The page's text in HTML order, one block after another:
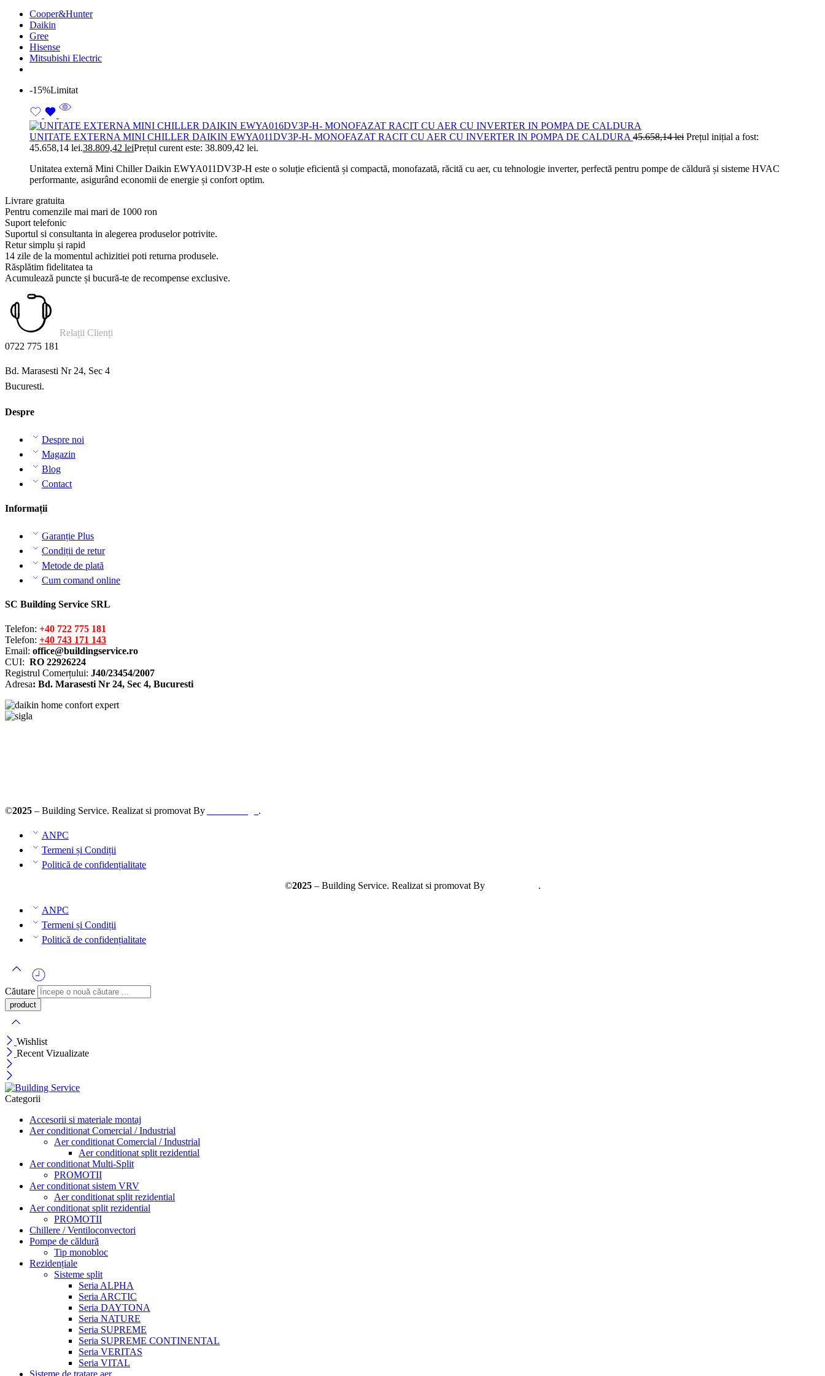
Cooper&Hunter
Daikin
Gree
Hisense
Mitsubishi Electric
-15%Limitat
UNITATE EXTERNA MINI CHILLER DAIKIN EWYA011DV3P-H- MONOFAZAT RACIT CU AER CU INVERTER IN POMPA DE CALDURA 45.658,14lei Prețul inițial a fost:
45.658,14 lei.38.809,42 leiPrețul curent este: 38.809,42 lei.
Unitatea externă Mini Chiller Daikin EWYA011DV3P-H este o soluție eficientă și compactă, monofazată, răcită cu aer, cu tehnologie inverter, perfectă pentru pompe de căldură și sisteme HVAC
performante, asigurând economii de energie și confort optim.
Livrare gratuita
Pentru comenzile mai mari de 1000 ron
Suport telefonic
Suportul si consultanta in alegerea produselor potrivite.
Retur simplu și rapid
14 zile de la momentul achizitiei poti returna produsele.
Răsplătim fidelitatea ta
Acumulează puncte și bucură-te de recompense exclusive.
Relații Clienți
0722 775 181
Bd. Marasesti Nr 24, Sec 4
Bucuresti.
Despre
Despre noi
Magazin
Blog
Contact
Informații
Garanție Plus
Condiții de retur
Metode de plată
Cum comand online
SC Building Service SRL
Telefon: +40 722 775 181
Telefon: +40 743 171 143
Email: office@buildingservice.ro
CUI: RO 22926224
Registrul Comerțului: J40/23454/2007
Adresa: Bd. Marasesti Nr 24, Sec 4, Bucuresti
©2025 – Building Service. Realizat si promovat By .
ANPC
Termeni și Condiții
Politică de confidențialitate
©2025– Building Service. Realizat si promovat By .
ANPC
Termeni și Condiții
Politică de confidențialitate
Căutare
Wishlist
Recent Vizualizate
Categorii
Accesorii si materiale montaj
Aer conditionat Comercial / Industrial
Aer conditionat Comercial / Industrial
Aer conditionat split rezidential
Aer conditionat Multi-Split
PROMOTII
Aer conditionat sistem VRV
Aer conditionat split rezidential
Aer conditionat split rezidential
PROMOTII
Chillere / Ventiloconvectori
Pompe de căldură
Tip monobloc
Rezidențiale
Sisteme split
Seria ALPHA
Seria ARCTIC
Seria DAYTONA
Seria NATURE
Seria SUPREME
Seria SUPREME CONTINENTAL
Seria VERITAS
Seria VITAL
Sisteme de tratare aer